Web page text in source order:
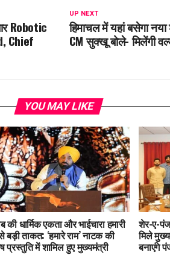
UP NEXT
हिमाचल में यहां बसेगा नया
CM सुक्‍खू बोले- मिलेंगी
Robotic
Chief
YOU MAY LIKE
की धार्मिक एकता और भाईचारा हमारी
बड़ी ताकत: ‘हमारे राम’ नाटक की
प्रस्तुति में शामिल हुए मुख्यमंत्री
शेर-ए-
मिले
बनाएंगे